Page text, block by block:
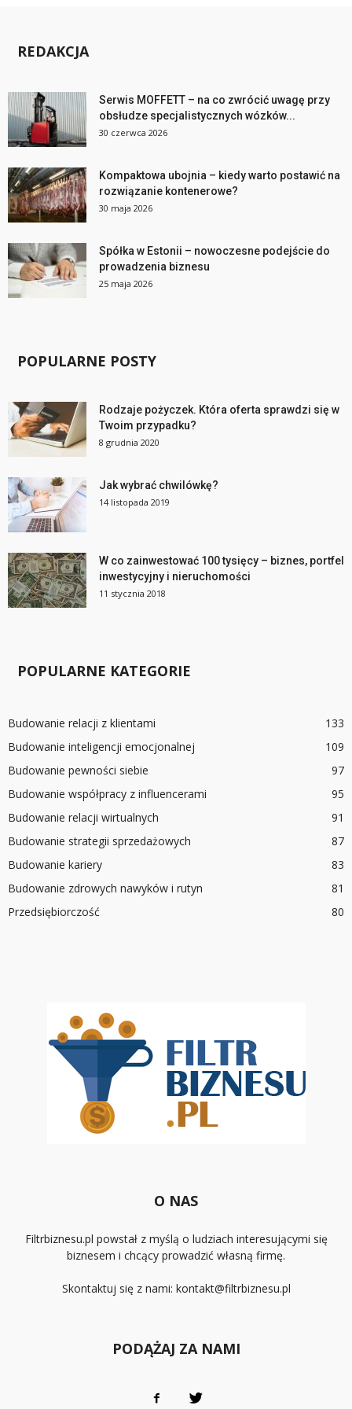
REDAKCJA
Serwis MOFFETT – na co zwrócić uwagę przy
obsłudze specjalistycznych wózków...
30 czerwca 2026
Kompaktowa ubojnia – kiedy warto postawić na
rozwiązanie kontenerowe?
30 maja 2026
Spółka w Estonii – nowoczesne podejście do
prowadzenia biznesu
25 maja 2026
POPULARNE POSTY
Rodzaje pożyczek. Która oferta sprawdzi się w
Twoim przypadku?
8 grudnia 2020
Jak wybrać chwilówkę?
14 listopada 2019
W co zainwestować 100 tysięcy – biznes, portfel
inwestycyjny i nieruchomości
11 stycznia 2018
POPULARNE KATEGORIE
Budowanie relacji z klientami
133
Budowanie inteligencji emocjonalnej
109
Budowanie pewności siebie
97
Budowanie współpracy z influencerami
95
Budowanie relacji wirtualnych
91
Budowanie strategii sprzedażowych
87
Budowanie kariery
83
Budowanie zdrowych nawyków i rutyn
81
Przedsiębiorczość
80
O NAS
Filtrbiznesu.pl powstał z myślą o ludziach interesującymi się
biznesem i chcący prowadzić własną firmę.
Skontaktuj się z nami: kontakt@filtrbiznesu.pl
PODĄŻAJ ZA NAMI